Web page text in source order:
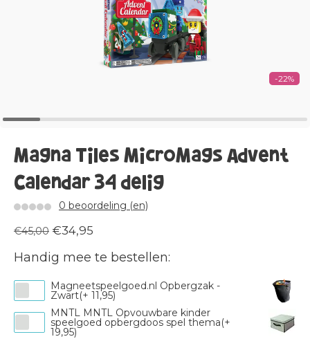
-22%
Magna Tiles MicroMags Advent
Calendar 34 delig
0 beoordeling (en)
€45,00 €34,95
Handig mee te bestellen:
Magneetspeelgoed.nl Opbergzak -
Zwart(+ 11,95)
MNTL MNTL Opvouwbare kinder
speelgoed opbergdoos spel thema(+
19,95)